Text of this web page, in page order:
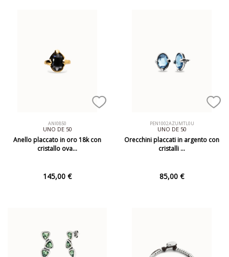
ANI0850
UNO DE 50
Anello placcato in oro 18k con
cristallo ova…
145,00 €
PEN1002AZUMTL0U
UNO DE 50
Orecchini placcati in argento con
cristalli …
85,00 €